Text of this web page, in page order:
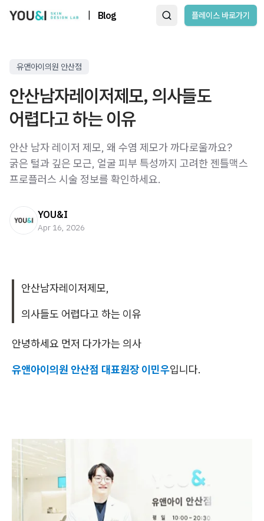
Blog 플레이스 바로가기
유앤아이의원 안산점
안산남자레이저제모, 의사들도
어렵다고 하는 이유
안산 남자 레이저 제모, 왜 수염 제모가 까다로울까요?
굵은 털과 깊은 모근, 얼굴 피부 특성까지 고려한 젠틀맥스
프로플러스 시술 정보를 확인하세요.
YOU&I
Apr 16, 2026
안산남자레이저제모,
의사들도 어렵다고 하는 이유
안녕하세요 먼저 다가가는 의사
유앤아이의원 안산점 대표원장 이민우입니다.